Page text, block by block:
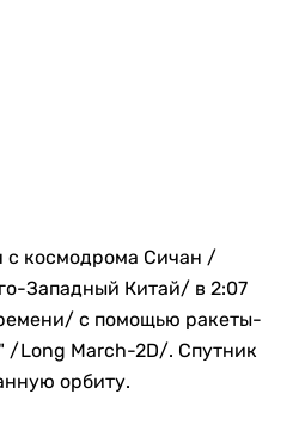
с космодрома Сичан /
Западный Китай/ в 2:07
с помощью ракеты-
/Long March-2D/. Спутник
орбиту.